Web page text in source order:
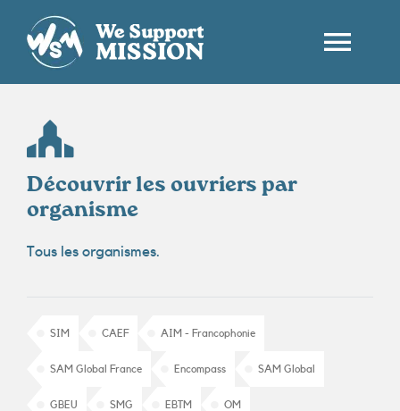
contenu
Découvrir les ouvriers par
organisme
Tous les organismes.
SIM CAEF AIM - Francophonie
SAM Global France Encompass SAM Global
GBEU SMG EBTM OM